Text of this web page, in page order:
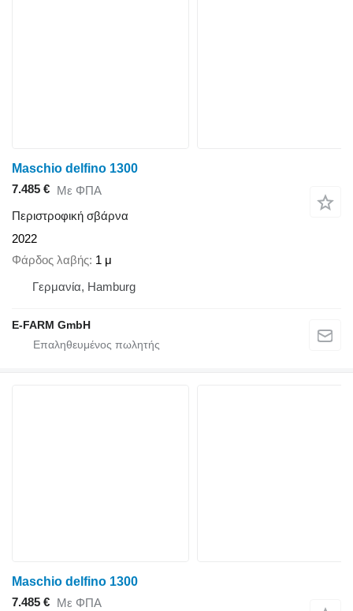
Maschio delfino 1300
7.485 € Με ΦΠΑ
Περιστροφική σβάρνα
2022
Φάρδος λαβής 1 μ
Γερμανία, Hamburg
E-FARM GmbH
Maschio delfino 1300
7.485 € Με ΦΠΑ